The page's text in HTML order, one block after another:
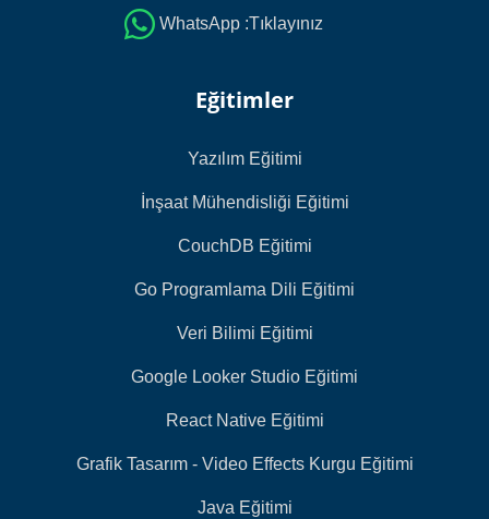
WhatsApp :Tıklayınız
Eğitimler
Yazılım Eğitimi
İnşaat Mühendisliği Eğitimi
CouchDB Eğitimi
Go Programlama Dili Eğitimi
Veri Bilimi Eğitimi
Google Looker Studio Eğitimi
React Native Eğitimi
Grafik Tasarım - Video Effects Kurgu Eğitimi
Java Eğitimi